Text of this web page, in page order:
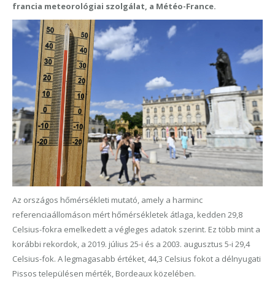
francia meteorológiai szolgálat, a Météo-France.
Az országos hőmérsékleti mutató, amely a harminc
referenciaállomáson mért hőmérsékletek átlaga, kedden 29,8
Celsius-fokra emelkedett a végleges adatok szerint. Ez több mint a
korábbi rekordok, a 2019. július 25-i és a 2003. augusztus 5-i 29,4
Celsius-fok. A legmagasabb értéket, 44,3 Celsius fokot a délnyugati
Pissos településen mérték, Bordeaux közelében.